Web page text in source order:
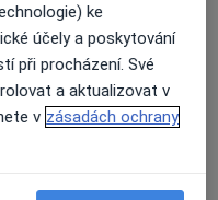
ke
účely a poskytování
při procházení. Své
a aktualizovat v
v zásadách ochrany